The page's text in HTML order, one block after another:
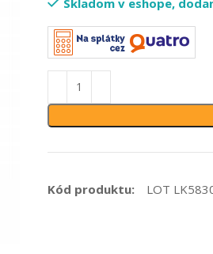
Kód produktu: LOT